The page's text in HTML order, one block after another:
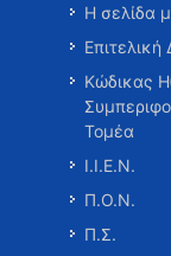
Η σελίδα
Κώδικας
Τομέα
Ι.Ι.Ε.Ν.
Π.Ο.Ν.
Π.Σ.